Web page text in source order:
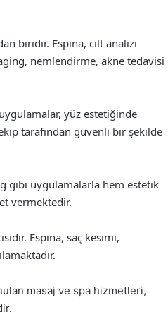
biridir. Espina, cilt analizi
nemlendirme, akne tedavisi
yüz estetiğinde
tarafından güvenli bir şekilde
gibi uygulamalarla hem estetik
vermektedir.
Espina, saç kesimi,
masaj ve spa hizmetleri,